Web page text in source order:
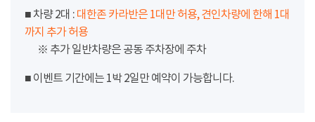
■ 차량 2대 : 대한존 카라반은 1대만 허용, 견인차량에 한해 1대
까지 추가 허용
※ 추가 일반차량은 공동 주차장에 주차
■ 이벤트 기간에는 1박 2일만 예약이 가능합니다.